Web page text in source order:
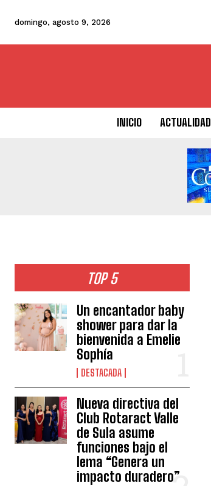
domingo, agosto 9, 2026
INICIO ACTUALIDAD
TOP 5
Un encantador baby
shower para dar la
bienvenida a Emelie
Sophía
DESTACADA
Nueva directiva del
Club Rotaract Valle
de Sula asume
funciones bajo el
lema “Genera un
impacto duradero”